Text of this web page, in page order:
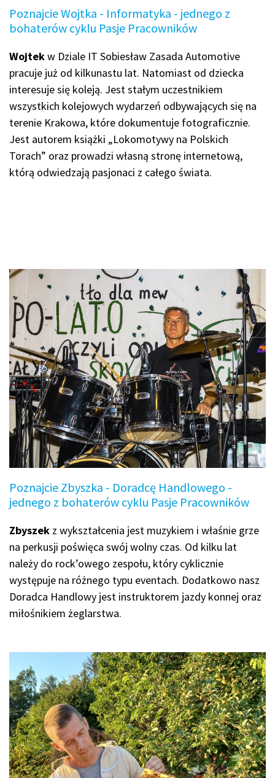
Poznajcie Wojtka - Informatyka - jednego z
bohaterów cyklu Pasje Pracowników
Wojtekw Dziale IT Sobiesław Zasada Automotive
pracuje już od kilkunastu lat. Natomiast od dziecka
interesuje się koleją. Jest stałym uczestnikiem
wszystkich kolejowych wydarzeń odbywających się na
terenie Krakowa, które dokumentuje fotograficznie.
Jest autorem książki „Lokomotywy na Polskich
Torach” oraz prowadzi własną stronę internetową,
którą odwiedzają pasjonaci z całego świata.
Poznajcie Zbyszka - Doradcę Handlowego -
jednego z bohaterów cyklu Pasje Pracowników
Zbyszek z wykształcenia jest muzykiem i właśnie grze
na perkusji poświęca swój wolny czas. Od kilku lat
należy do rock’owego zespołu, który cyklicznie
występuje na różnego typu eventach. Dodatkowo nasz
Doradca Handlowy jest instruktorem jazdy konnej oraz
miłośnikiem żeglarstwa.